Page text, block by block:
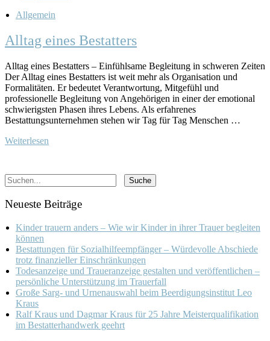
Allgemein
Alltag eines Bestatters
Alltag eines Bestatters – Einfühlsame Begleitung in schweren Zeiten
Der Alltag eines Bestatters ist weit mehr als Organisation und
Formalitäten. Er bedeutet Verantwortung, Mitgefühl und
professionelle Begleitung von Angehörigen in einer der emotional
schwierigsten Phasen ihres Lebens. Als erfahrenes
Bestattungsunternehmen stehen wir Tag für Tag Menschen …
Weiterlesen
Neueste Beiträge
Kinder trauern anders – Wie wir Kinder in ihrer Trauer begleiten
können
Bestattungen für Sozialhilfeempfänger – Würdevolle Abschiede
trotz finanzieller Einschränkungen
Todesanzeige und Traueranzeige gestalten und veröffentlichen –
persönliche Unterstützung im Trauerfall
Große Sarg- und Urnenauswahl beim Beerdigungsinstitut Leo
Kraus
Ralf Kraus und Dagmar Kraus für 25 Jahre Meisterqualifikation
im Bestatterhandwerk geehrt